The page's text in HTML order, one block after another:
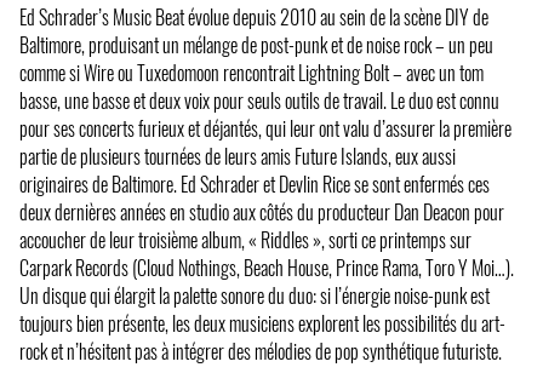
Ed Schrader’s Music Beat évolue depuis 2010 au sein de la scène DIY de
Baltimore, produisant un mélange de post-punk et de noise rock – un peu
comme si Wire ou Tuxedomoon rencontrait Lightning Bolt – avec un tom
basse, une basse et deux voix pour seuls outils de travail. Le duo est connu
pour ses concerts furieux et déjantés, qui leur ont valu d’assurer la première
partie de plusieurs tournées de leurs amis Future Islands, eux aussi
originaires de Baltimore. Ed Schrader et Devlin Rice se sont enfermés ces
deux dernières années en studio aux côtés du producteur Dan Deacon pour
accoucher de leur troisième album, « Riddles », sorti ce printemps sur
Carpark Records (Cloud Nothings, Beach House, Prince Rama, Toro Y Moi…).
Un disque qui élargit la palette sonore du duo: si l’énergie noise-punk est
toujours bien présente, les deux musiciens explorent les possibilités du art-
rock et n’hésitent pas à intégrer des mélodies de pop synthétique futuriste.